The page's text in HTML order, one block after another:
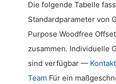
Die folgende Tabelle
Standardparameter von
Purpose Woodfree
zusammen. Individuelle
sind verfügbar —
Team Für ein